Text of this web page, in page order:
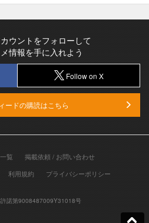
ウントをフォローして
情報を手に入れよう
Follow on X
ードの購読はこちら
覧
掲載依頼 / お問い合わせ
利用規約 プライバシーポリシー
諾第9008487009Y31018号